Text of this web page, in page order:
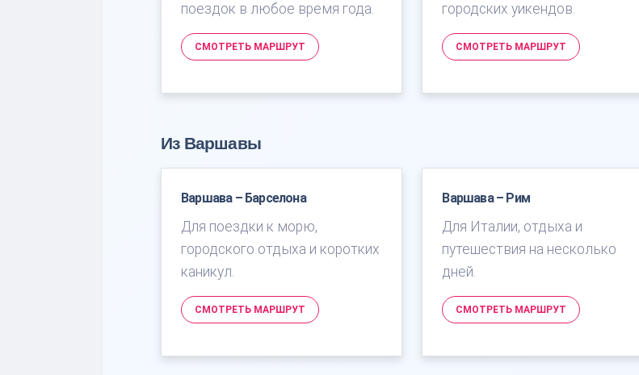
поездок в любое время года.
СМОТРЕТЬ МАРШРУТ
городских уикендов.
СМОТРЕТЬ МАРШРУТ
Из Варшавы
Варшава – Барселона
Для поездки к морю,
городского отдыха и коротких
каникул.
СМОТРЕТЬ МАРШРУТ
Варшава – Рим
Для Италии, отдыха и
путешествия на несколько
дней.
СМОТРЕТЬ МАРШРУТ